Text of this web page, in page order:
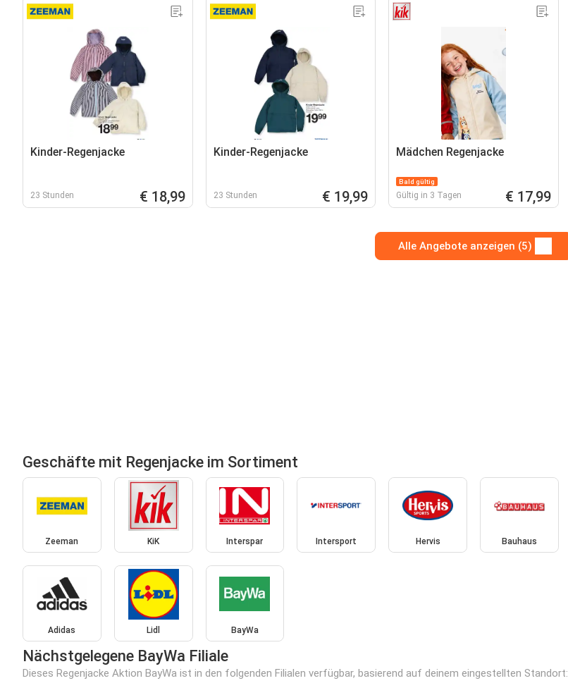
Kinder-Regenjacke
23 Stunden € 18,99
Kinder-Regenjacke
23 Stunden € 19,99
Mädchen Regenjacke
Bald gültig
Gültig in 3 Tagen € 17,99
Alle Angebote anzeigen (5)
Geschäfte mit Regenjacke im Sortiment
Zeeman KiK Interspar Intersport Hervis Bauhaus
Adidas Lidl BayWa
Nächstgelegene BayWa Filiale
Dieses Regenjacke Aktion BayWa ist in den folgenden Filialen verfügbar, basierend auf deinem eingestellten Standort: